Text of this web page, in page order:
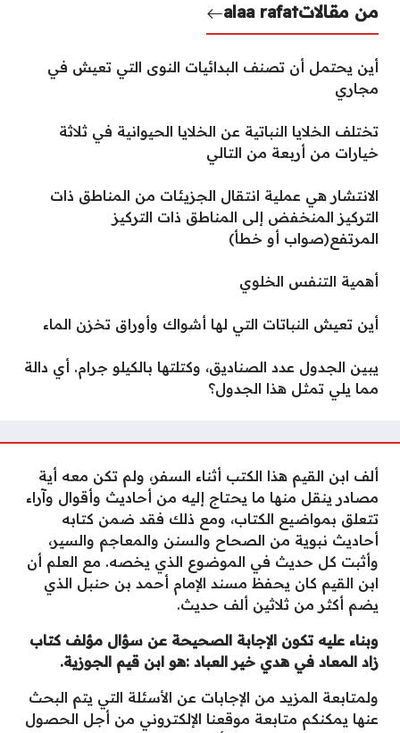
من مقالاتalaa rafat
أين يحتمل أن تصنف البدائيات النوى التي تعيش في
مجاري
تختلف الخلايا النباتية عن الخلايا الحيوانية في ثلاثة
خيارات من أربعة من التالي
الانتشار هي عملية انتقال الجزيئات من المناطق ذات
التركيز المنخفض إلى المناطق ذات التركيز
المرتفع(صواب أو خطأ)
أهمية التنفس الخلوي
أين تعيش النباتات التي لها أشواك وأوراق تخزن الماء
يبين الجدول عدد الصناديق، وكتلتها بالكيلو جرام. أي دالة
مما يلي تمثل هذا الجدول؟
ألف ابن القيم هذا الكتب أثناء السفر، ولم تكن معه أية
مصادر ينقل منها ما يحتاج إليه من أحاديث وأقوال وآراء
تتعلق بمواضيع الكتاب، ومع ذلك فقد ضمن كتابه
أحاديث نبوية من الصحاح والسنن والمعاجم والسير،
وأثبت كل حديث في الموضوع الذي يخصه. مع العلم أن
ابن القيم كان يحفظ مسند الإمام أحمد بن حنبل الذي
يضم أكثر من ثلاثين ألف حديث.
وبناء عليه تكون الإجابة الصحيحة عن سؤال مؤلف كتاب
زاد المعاد في هدي خير العباد :هو ابن قيم الجوزية.
ولمتابعة المزيد من الإجابات عن الأسئلة التي يتم البحث
عنها يمكنكم متابعة موقعنا الإلكتروني من أجل الحصول